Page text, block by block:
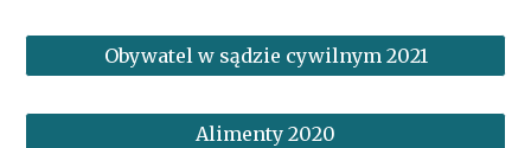
Obywatel w sądzie cywilnym 2021
Alimenty 2020